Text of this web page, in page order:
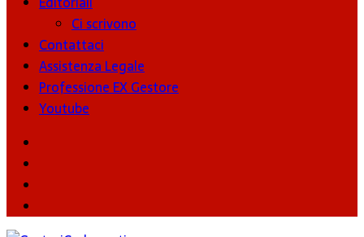
Ci scrivono
Contattaci
Assistenza Legale
Professione EX Gestore
Youtube